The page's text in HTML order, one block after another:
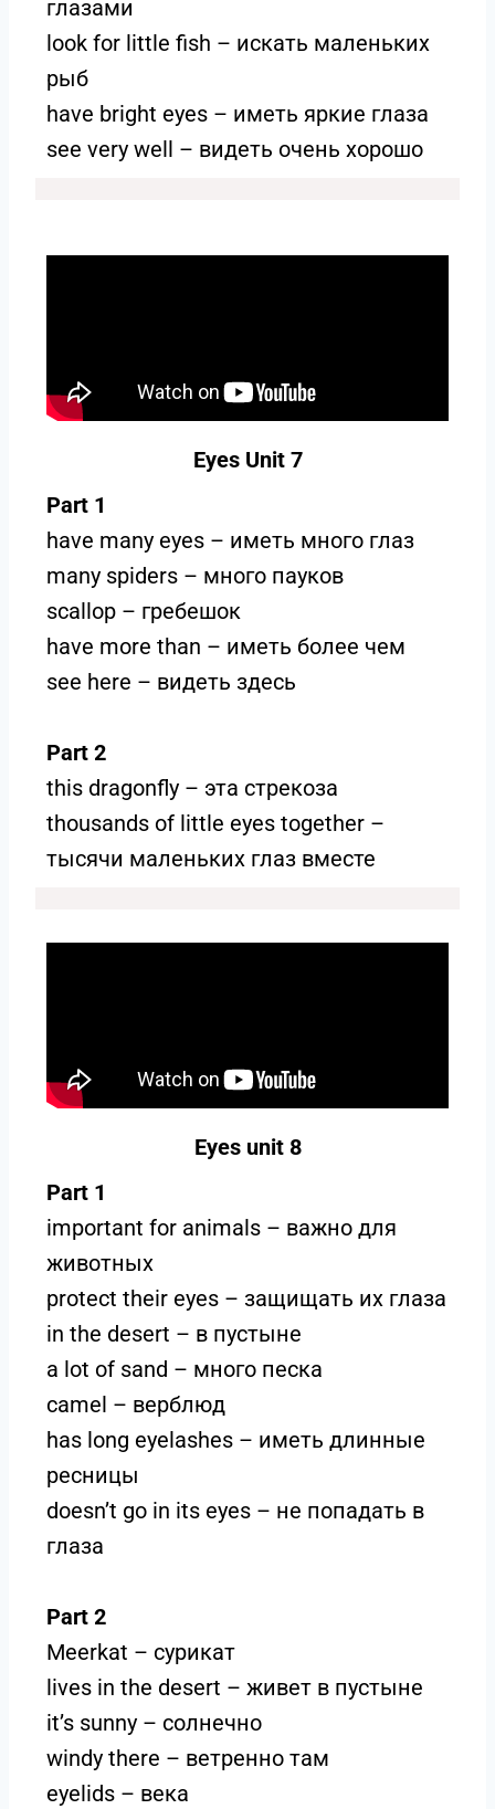
глазами
look for little fish – искать маленьких
рыб
have bright eyes – иметь яркие глаза
see very well – видеть очень хорошо
Eyes Unit 7
Part 1
have many eyes – иметь много глаз
many spiders – много пауков
scallop – гребешок
have more than – иметь более чем
see here – видеть здесь
Part 2
this dragonfly – эта стрекоза
thousands of little eyes together –
тысячи маленьких глаз вместе
Eyes unit 8
Part 1
important for animals – важно для
животных
protect their eyes – защищать их глаза
in the desert – в пустыне
a lot of sand – много песка
camel – верблюд
has long eyelashes – иметь длинные
ресницы
doesn’t go in its eyes – не попадать в
глаза
Part 2
Meerkat – сурикат
lives in the desert – живет в пустыне
it’s sunny – солнечно
windy there – ветренно там
eyelids – века